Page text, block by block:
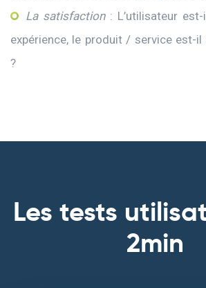
La satisfaction: L’utilisateur
expérience, le produit / service est-
?
Les tests
2min